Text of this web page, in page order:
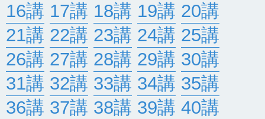
16講 17講 18講 19講 20講
21講 22講 23講 24講 25講
26講 27講 28講 29講 30講
31講 32講 33講 34講 35講
36講 37講 38講 39講 40講